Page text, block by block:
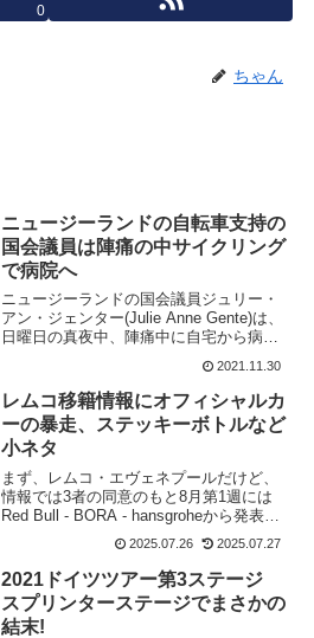
0
ちゃん
ニュージーランドの自転車支持の
国会議員は陣痛の中サイクリング
で病院へ
ニュージーランドの国会議員ジュリー・
アン・ジェンター(Julie Anne Gente)は、
日曜日の真夜中、陣痛中に自宅から病院
まで自転車で移動し、わずか1時間後に出
産した。国内でのサイクリングの有名な
支持者であるグリーン党の交通スポーク
ス...
2021.11.30
レムコ移籍情報にオフィシャルカ
ーの暴走、ステッキーボトルなど
小ネタ
まず、レムコ・エヴェネプールだけど、
情報では3者の同意のもと8月第1週には
Red Bull - BORA - hansgroheから発表が
あると。Red Bull - BORA - hansgrohe
は、契約最終年の200万ユーロをSoud...
2025.07.26 2025.07.27
2021ドイツツアー第3ステージ
スプリンターステージでまさかの
結末!